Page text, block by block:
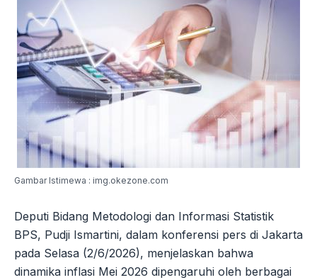
Gambar Istimewa : img.okezone.com
Deputi Bidang Metodologi dan Informasi Statistik
BPS, Pudji Ismartini, dalam konferensi pers di Jakarta
pada Selasa (2/6/2026), menjelaskan bahwa
dinamika inflasi Mei 2026 dipengaruhi oleh berbagai